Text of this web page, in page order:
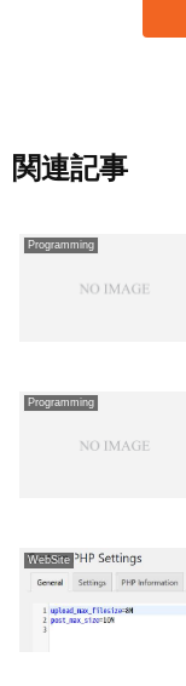
関連記事
Programming
Programming
WebSite